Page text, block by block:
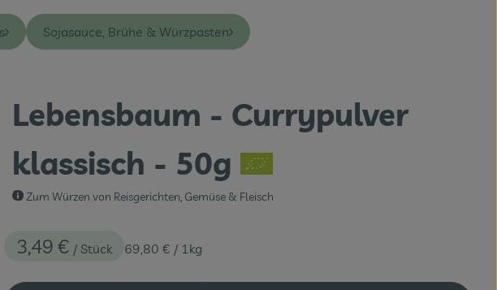
Sojasauce, Brühe & Würzpasten
Lebensbaum - Currypulver
klassisch - 50g
Zum Würzen von Reisgerichten, Gemüse & Fleisch
3,49 € / Stück 69,80 € / 1kg
zu Favouriten hinzufügen